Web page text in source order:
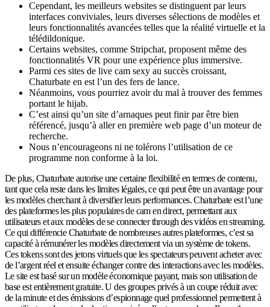
Cependant, les meilleurs websites se distinguent par leurs
interfaces conviviales, leurs diverses sélections de modèles et
leurs fonctionnalités avancées telles que la réalité virtuelle et la
télédildonique.
Certains websites, comme Stripchat, proposent même des
fonctionnalités VR pour une expérience plus immersive.
Parmi ces sites de live cam sexy au succès croissant,
Chaturbate en est l’un des fers de lance.
Néanmoins, vous pourriez avoir du mal à trouver des femmes
portant le hijab.
C’est ainsi qu’un site d’arnaques peut finir par être bien
référencé, jusqu’à aller en première web page d’un moteur de
recherche.
Nous n’encourageons ni ne tolérons l’utilisation de ce
programme non conforme à la loi.
De plus, Chaturbate autorise une certaine flexibilité en termes de contenu,
tant que cela reste dans les limites légales, ce qui peut être un avantage pour
les modèles cherchant à diversifier leurs performances. Chaturbate est l’une
des plateformes les plus populaires de cam en direct, permettant aux
utilisateurs et aux modèles de se connecter through des vidéos en streaming.
Ce qui différencie Chaturbate de nombreuses autres plateformes, c’est sa
capacité à rémunérer les modèles directement via un système de tokens.
Ces tokens sont des jetons virtuels que les spectateurs peuvent acheter avec
de l’argent réel et ensuite échanger contre des interactions avec les modèles.
Le site est basé sur un modèle économique payant, mais son utilisation de
base est entièrement gratuite. U des groupes privés à un coupe réduit avec
de la minute et des émissions d’espionnage quel professionnel permettent à